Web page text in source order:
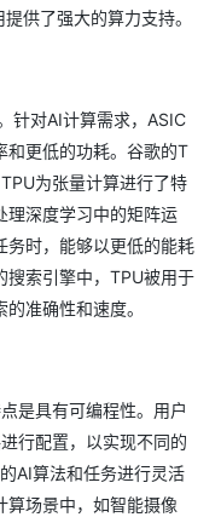
供了强大的算力支持。
针对AI计算需求，ASIC
和更低的功耗。谷歌的T
为张量计算进行了特
理深度学习中的矩阵运
务时，能够以更低的能耗
搜索引擎中，TPU被用于
准确性和速度。
是具有可编程性。用户
行配置，以实现不同的
AI算法和任务进行灵活
算场景中，如智能摄像